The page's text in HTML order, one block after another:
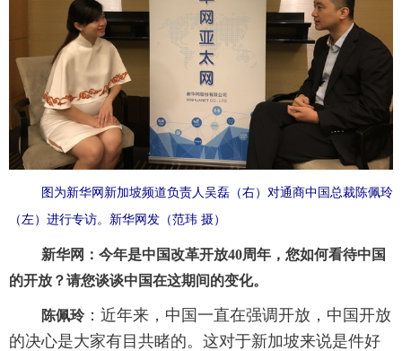
图为新华网新加坡频道负责人吴磊（右）对通商中国总裁陈佩玲
（左）进行专访。新华网发（范玮 摄）
新华网：今年是中国改革开放40周年，您如何看待中国
的开放？请您谈谈中国在这期间的变化。
陈佩玲：近年来，中国一直在强调开放，中国开放
的决心是大家有目共睹的。这对于新加坡来说是件好